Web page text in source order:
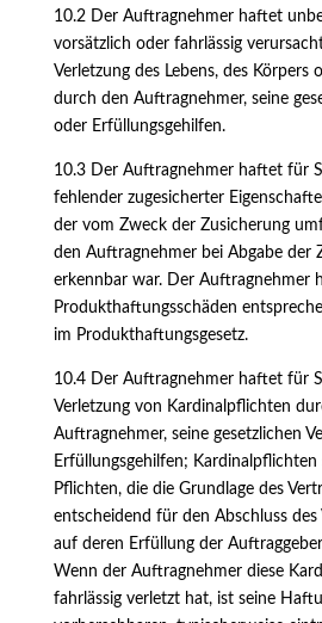
10.2 Der Auftragnehmer haftet
vorsätzlich oder fahrlässig
Verletzung des Lebens, des Körpers
durch den Auftragnehmer, seine
oder Erfüllungsgehilfen.
10.3 Der Auftragnehmer haftet für
fehlender zugesicherter
der vom Zweck der Zusicherung
den Auftragnehmer bei Abgabe der
erkennbar war. Der Auftragnehmer
Produkthaftungsschäden
im Produkthaftungsgesetz.
10.4 Der Auftragnehmer haftet für
Verletzung von Kardinalpflichten
Auftragnehmer, seine gesetzlichen
Erfüllungsgehilfen;
Pflichten, die die Grundlage des
entscheidend für den Abschluss des
auf deren Erfüllung der
Wenn der Auftragnehmer diese
fahrlässig verletzt hat, ist seine